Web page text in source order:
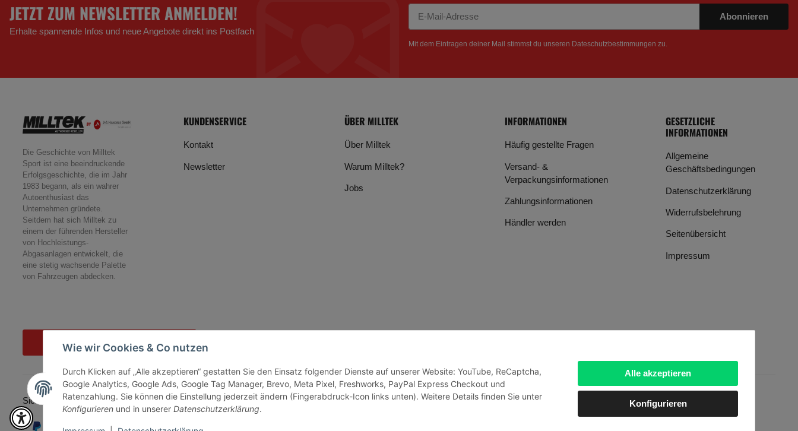
Alle akzeptieren
Konfigurieren
Wie wir Cookies & Co nutzen
Durch Klicken auf „Alle akzeptieren“ gestatten Sie den Einsatz folgender Dienste auf unserer Website: YouTube, ReCaptcha,
Google Analytics, Google Ads, Google Tag Manager, Brevo, Meta Pixel, Freshworks, PayPal Express Checkout und
Ratenzahlung. Sie können die Einstellung jederzeit ändern (Fingerabdruck-Icon links unten). Weitere Details finden Sie unter
Konfigurieren und in unserer Datenschutzerklärung.
JETZT ZUM NEWSLETTER ANMELDEN!
Erhalte spannende Infos und neue Angebote direkt ins Postfach
Abonnieren
Mit dem Eintragen deiner Mail stimmst du unseren Dateschutzbestimmungen zu.
Die Geschichte von Milltek
Sport ist eine beeindruckende
Erfolgsgeschichte, die im Jahr
1983 begann, als ein wahrer
Autoenthusiast das
Unternehmen gründete.
Seitdem hat sich Milltek zu
einem der führenden Hersteller
von Hochleistungs-
Abgasanlagen entwickelt, die
eine stetig wachsende Palette
von Fahrzeugen abdecken.
KUNDENSERVICE
Kontakt
Newsletter
ÜBER MILLTEK
Über Milltek
Warum Milltek?
Jobs
INFORMATIONEN
Häufig gestellte Fragen
Versand- &
Verpackungsinformationen
Zahlungsinformationen
Händler werden
GESETZLICHE
INFORMATIONEN
Allgemeine
Geschäftsbedingungen
Datenschutzerklärung
Widerrufsbelehrung
Seitenübersicht
Impressum
Vertrag widerrufen
Sicher bezahlen via: